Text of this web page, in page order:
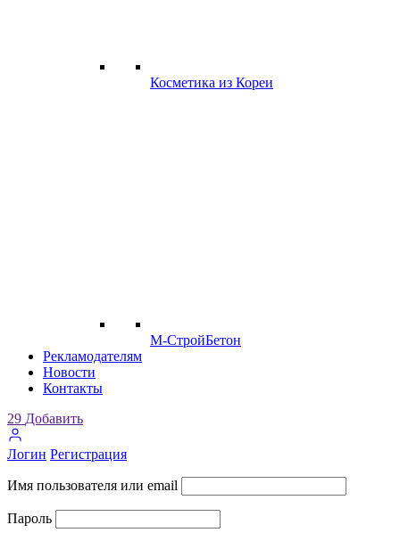
Косметика из Кореи
М-СтройБетон
Рекламодателям
Новости
Контакты
29 Добавить
Логин Регистрация
Имя пользователя или email
Пароль